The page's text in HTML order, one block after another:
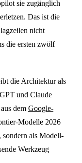
sie zugänglich
Das ist die
nicht
die ersten zwölf
die Architektur als
und Claude
dem Google-
Modelle 2026
als Modell-
Werkzeug